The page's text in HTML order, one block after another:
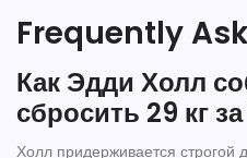
Frequently
Как Эдди Холл
сбросить 29 кг
Холл придерживается строгой